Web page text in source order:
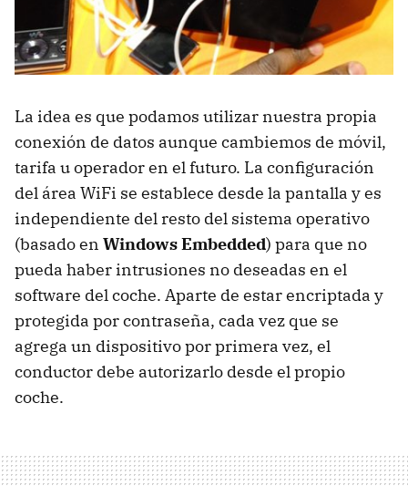
La idea es que podamos utilizar nuestra propia
conexión de datos aunque cambiemos de móvil,
tarifa u operador en el futuro. La configuración
del área WiFi se establece desde la pantalla y es
independiente del resto del sistema operativo
(basado en Windows Embedded) para que no
pueda haber intrusiones no deseadas en el
software del coche. Aparte de estar encriptada y
protegida por contraseña, cada vez que se
agrega un dispositivo por primera vez, el
conductor debe autorizarlo desde el propio
coche.